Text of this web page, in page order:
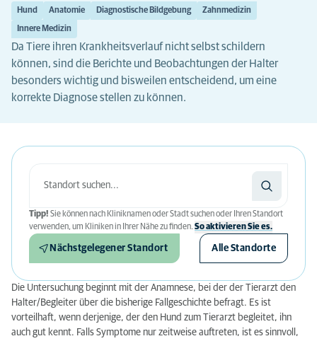
Hund Anatomie Diagnostische Bildgebung Zahnmedizin
Innere Medizin
Da Tiere ihren Krankheitsverlauf nicht selbst schildern
können, sind die Berichte und Beobachtungen der Halter
besonders wichtig und bisweilen entscheidend, um eine
korrekte Diagnose stellen zu können.
Tipp! Sie können nach Kliniknamen oder Stadt suchen oder Ihren Standort
verwenden, um Kliniken in Ihrer Nähe zu finden. So aktivieren Sie es.
Nächstgelegener Standort Alle Standorte
Die Untersuchung beginnt mit der Anamnese, bei der der Tierarzt den
Halter/Begleiter über die bisherige Fallgeschichte befragt. Es ist
vorteilhaft, wenn derjenige, der den Hund zum Tierarzt begleitet, ihn
auch gut kennt. Falls Symptome nur zeitweise auftreten, ist es sinnvoll,